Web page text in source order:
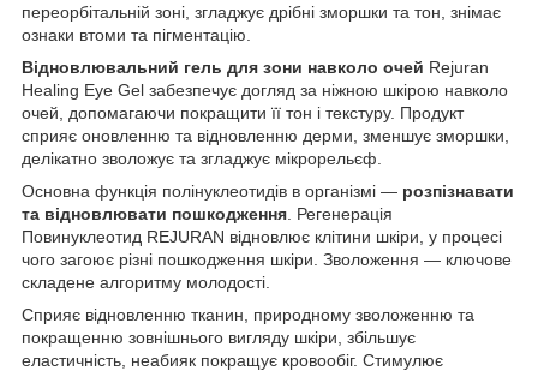
переорбітальній зоні, згладжує дрібні зморшки та тон, знімає
ознаки втоми та пігментацію.
Відновлювальний гель для зони навколо очей Rejuran
Healing Eye Gel забезпечує догляд за ніжною шкірою навколо
очей, допомагаючи покращити її тон і текстуру. Продукт
сприяє оновленню та відновленню дерми, зменшує зморшки,
делікатно зволожує та згладжує мікрорельєф.
Основна функція полінуклеотидів в організмі — розпізнавати
та відновлювати пошкодження . Регенерація
Повинуклеотид REJURAN відновлює клітини шкіри, у процесі
чого загоює різні пошкодження шкіри. Зволоження — ключове
складене алгоритму молодості.
Сприяє відновленню тканин, природному зволоженню та
покращенню зовнішнього вигляду шкіри, збільшує
еластичність, неабияк покращує кровообіг. Стимулює